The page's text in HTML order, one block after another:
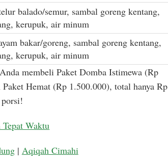
balado/semur, sambal goreng kentang,
kerupuk, air minum
bakar/goreng, sambal goreng kentang,
kerupuk, air minum
membeli Paket Domba Istimewa (Rp
Hemat (Rp 1.500.000), total hanya Rp
Waktu
| Aqiqah Cimahi